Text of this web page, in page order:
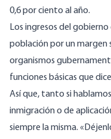
0,6 por ciento al año.
Los ingresos del
población por un margen
organismos
funciones básicas que
Así que, tanto si
inmigración o de
siempre la misma.